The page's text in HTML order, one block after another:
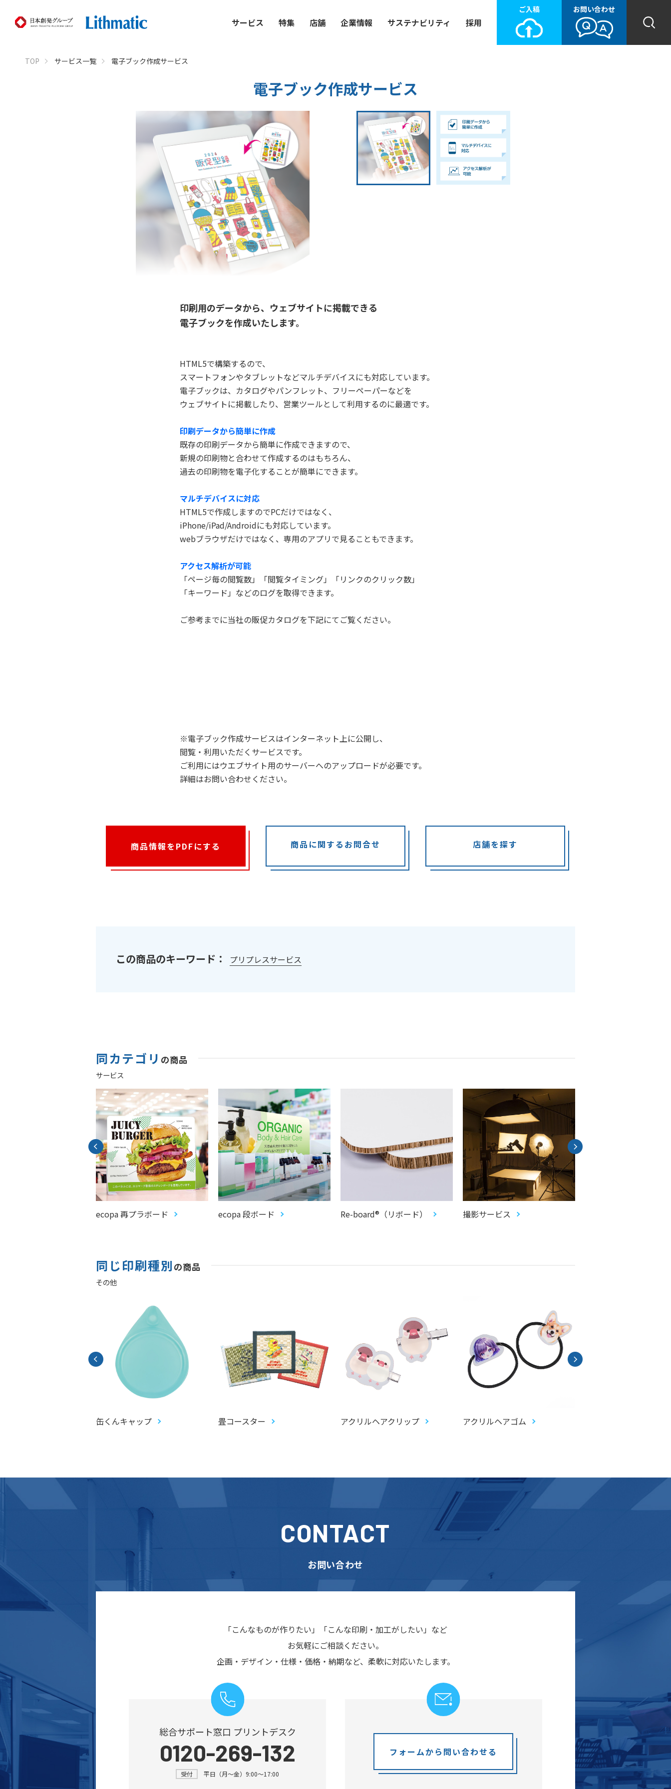
サービス 特集 店舗 企業情報 サステナビリティ 採用
ご入稿 お問い合わせ
TOP サービス一覧 電子ブック作成サービス
電子ブック作成サービス
印刷用のデータから、ウェブサイトに掲載できる
電子ブックを作成いたします。
HTML5で構築するので、
スマートフォンやタブレットなどマルチデバイスにも対応しています。
電子ブックは、カタログやパンフレット、フリーペーパーなどを
ウェブサイトに掲載したり、営業ツールとして利用するのに最適です。
印刷データから簡単に作成
既存の印刷データから簡単に作成できますので、
新規の印刷物と合わせて作成するのはもちろん、
過去の印刷物を電子化することが簡単にできます。
マルチデバイスに対応
HTML5で作成しますのでPCだけではなく、
iPhone/iPad/Androidにも対応しています。
webブラウザだけではなく、専用のアプリで見ることもできます。
アクセス解析が可能
「ページ毎の閲覧数」「閲覧タイミング」「リンクのクリック数」
「キーワード」などのログを取得できます。
ご参考までに当社の販促カタログを下記にてご覧ください。
※電子ブック作成サービスはインターネット上に公開し、
閲覧・利用いただくサービスです。
ご利用にはウエブサイト用のサーバーへのアップロードが必要です。
詳細はお問い合わせください。
商品情報をPDFにする 商品に関するお問合せ 店舗を探す
この商品のキーワード： プリプレスサービス
同カテゴリ の商品
サービス
ecopa 再プラボード ecopa 段ボード Re-board®（リボード） 撮影サービス
同じ印刷種別 の商品
その他
缶くんキャップ 畳コースター アクリルヘアクリップ アクリルヘアゴム
CONTACT
お問い合わせ
「こんなものが作りたい」
「こんな印刷・加工がしたい」など
お気軽にご相談ください。
企画・デザイン・仕様・価格・納期など、 柔軟に対応いたします。
総合サポート窓口 プリントデスク
0120-269-132
受付 平日（月～金）9:00～17:00
フォームから問い合わせる